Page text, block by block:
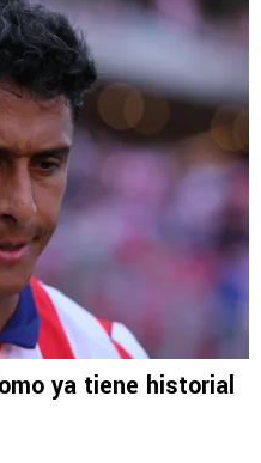
ya tiene historial